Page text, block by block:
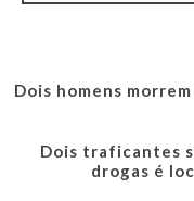
Dois homens
Dois traficantes
drogas é